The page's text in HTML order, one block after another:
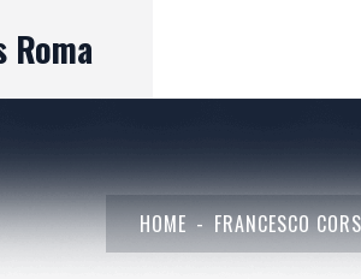
Roma
HOME FRANCESCO